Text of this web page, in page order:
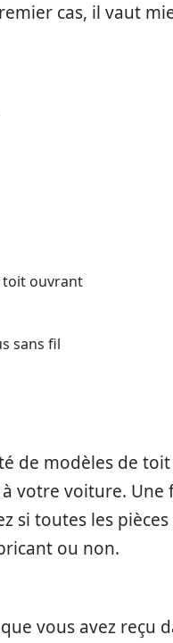
cas, il vaut
toit ouvrant
sans fil
de modèles de
votre voiture.
si toutes les
ou non.
vous avez reçu